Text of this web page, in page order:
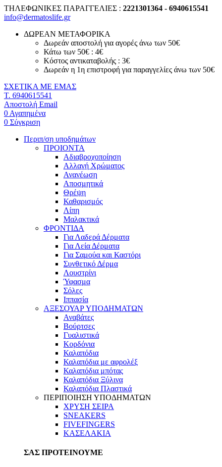
ΤΗΛΕΦΩΝΙΚΕΣ ΠΑΡΑΓΓΕΛΙΕΣ : 2221301364 - 6940615541
info@dermatoslife.gr
ΔΩΡΕΑΝ ΜΕΤΑΦΟΡΙΚΑ
Δωρεάν αποστολή για αγορές άνω των 50€
Κάτω των 50€ : 4€
Κόστος αντικαταβολής : 3€
Δωρεάν η 1η επιστροφή για παραγγελίες άνω των 50€
ΣΧΕΤΙΚΑ ΜΕ ΕΜΑΣ
T. 6940615541
Αποστολή Email
0 Αγαπημένα
0 Σύγκριση
Περιπ/ση υποδημάτων
ΠΡΟΙΟΝΤΑ
Αδιαβροχοποίηση
Αλλαγή Χρώματος
Ανανέωση
Αποσμητικά
Θρέψη
Καθαρισμός
Λίπη
Μαλακτικά
ΦΡΟΝΤΙΔΑ
Για Λαδερά Δέρματα
Για Λεία Δέρματα
Για Σαμούα και Καστόρι
Συνθετικό Δέρμα
Λουστρίνι
Ύφασμα
Σόλες
Ιππασία
ΑΞΕΣΟΥΑΡ ΥΠΟΔΗΜΑΤΩΝ
Αναβάτες
Βούρτσες
Γυαλιστικά
Κορδόνια
Καλαπόδια
Καλαπόδια με αφρολέξ
Καλαπόδια μπότας
Καλαπόδια Ξύλινα
Καλαπόδια Πλαστικά
ΠΕΡΙΠΟΙΗΣΗ ΥΠΟΔΗΜΑΤΩΝ
ΧΡΥΣΗ ΣΕΙΡΑ
SNEAKERS
FIVEFINGERS
ΚΑΣΕΛΑΚΙΑ
ΣΑΣ ΠΡΟΤΕΙΝΟΥΜΕ